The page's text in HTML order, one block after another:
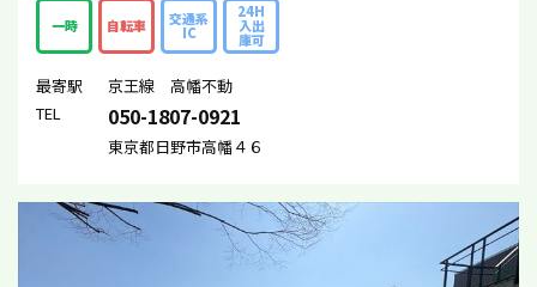
一時 自転車 交通系
IC
24H
入出
庫可
最寄駅
京王線 高幡不動
TEL
050-1807-0921
東京都日野市高幡４６